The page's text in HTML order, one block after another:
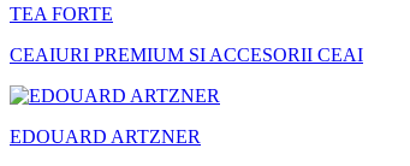
TEA FORTE
CEAIURI PREMIUM SI ACCESORII CEAI
EDOUARD ARTZNER